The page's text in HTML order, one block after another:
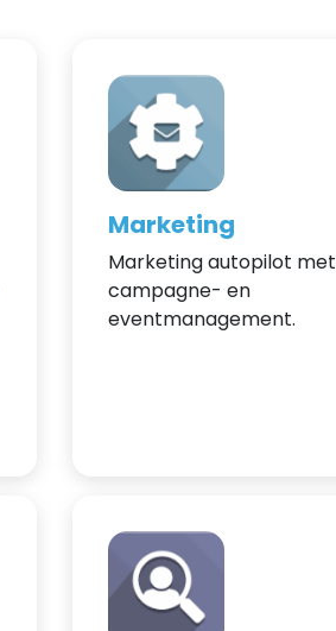
Marketing
Marketing autopilot met
campagne- en
eventmanagement.